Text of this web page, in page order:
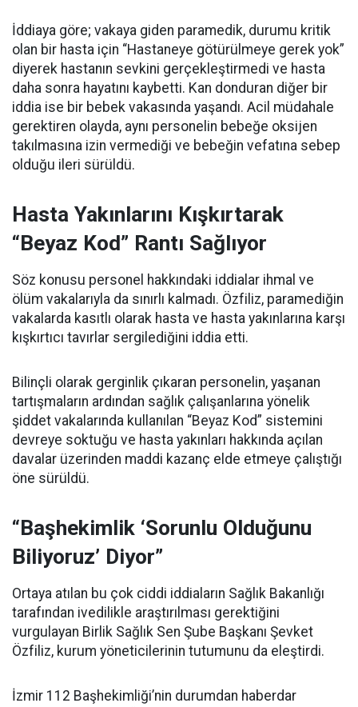
İddiaya göre; vakaya giden paramedik, durumu kritik
olan bir hasta için “Hastaneye götürülmeye gerek yok”
diyerek hastanın sevkini gerçekleştirmedi ve hasta
daha sonra hayatını kaybetti. Kan donduran diğer bir
iddia ise bir bebek vakasında yaşandı. Acil müdahale
gerektiren olayda, aynı personelin bebeğe oksijen
takılmasına izin vermediği ve bebeğin vefatına sebep
olduğu ileri sürüldü.
Hasta Yakınlarını Kışkırtarak
“Beyaz Kod” Rantı Sağlıyor
Söz konusu personel hakkındaki iddialar ihmal ve
ölüm vakalarıyla da sınırlı kalmadı. Özfiliz, paramediğin
vakalarda kasıtlı olarak hasta ve hasta yakınlarına karşı
kışkırtıcı tavırlar sergilediğini iddia etti.
Bilinçli olarak gerginlik çıkaran personelin, yaşanan
tartışmaların ardından sağlık çalışanlarına yönelik
şiddet vakalarında kullanılan “Beyaz Kod” sistemini
devreye soktuğu ve hasta yakınları hakkında açılan
davalar üzerinden maddi kazanç elde etmeye çalıştığı
öne sürüldü.
“Başhekimlik ‘Sorunlu Olduğunu
Biliyoruz’ Diyor”
Ortaya atılan bu çok ciddi iddiaların Sağlık Bakanlığı
tarafından ivedilikle araştırılması gerektiğini
vurgulayan Birlik Sağlık Sen Şube Başkanı Şevket
Özfiliz, kurum yöneticilerinin tutumunu da eleştirdi.
İzmir 112 Başhekimliği’nin durumdan haberdar